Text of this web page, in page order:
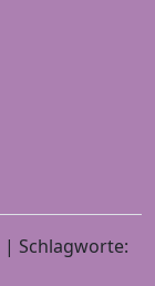
| Schlagworte: